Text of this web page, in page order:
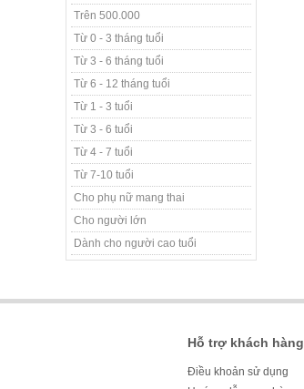
Trên 500.000
Từ 0 - 3 tháng tuổi
Từ 3 - 6 tháng tuổi
Từ 6 - 12 tháng tuổi
Từ 1 - 3 tuổi
Từ 3 - 6 tuổi
Từ 4 - 7 tuổi
Từ 7-10 tuổi
Cho phụ nữ mang thai
Cho người lớn
Dành cho người cao tuổi
Hỗ trợ khách hàng
Điều khoản sử dụng